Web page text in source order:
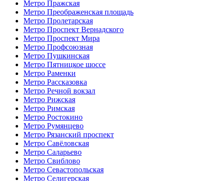
Метро Пражская
Метро Преображенская площадь
Метро Пролетарская
Метро Проспект Вернадского
Метро Проспект Мира
Метро Профсоюзная
Метро Пушкинская
Метро Пятницкое шоссе
Метро Раменки
Метро Рассказовка
Метро Речной вокзал
Метро Рижская
Метро Римская
Метро Ростокино
Метро Румянцево
Метро Рязанский проспект
Метро Савёловская
Метро Саларьево
Метро Свиблово
Метро Севастопольская
Метро Селигерская